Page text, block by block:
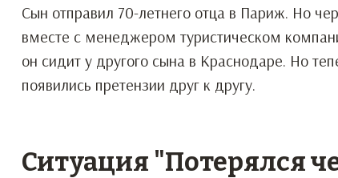
Сын отправил 70-летнего отца в Париж. Но
вместе с менеджером туристическом
он сидит у другого сына в Краснодаре. Но
появились претензии друг к другу.
Ситуация "Потерялся